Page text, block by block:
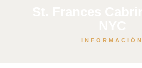
INFORMACIÓN